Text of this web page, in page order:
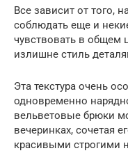
Все зависит от того,
соблюдать еще и
чувствовать в общем
излишне стиль
Эта текстура очень
одновременно
вельветовые брюки
вечеринках, сочетая
красивыми строгими